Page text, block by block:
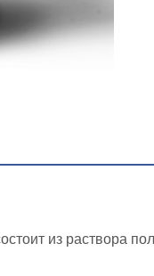
из раствора